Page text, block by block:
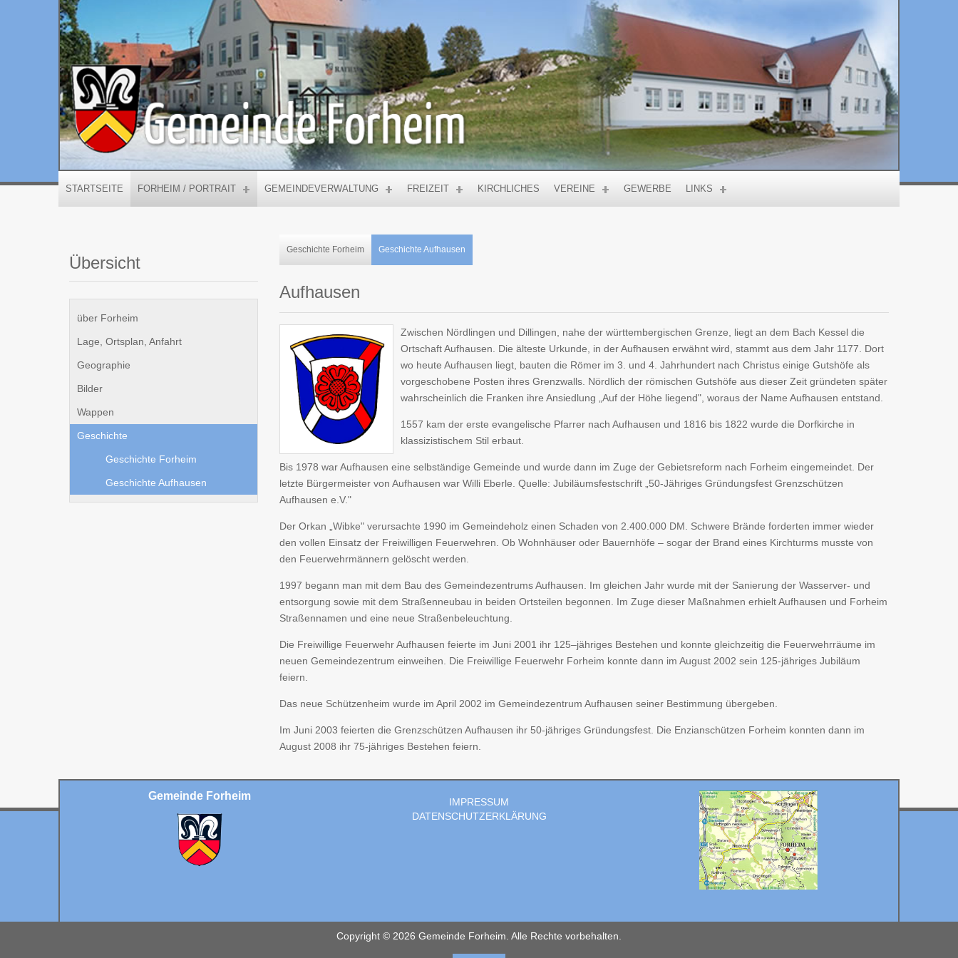
STARTSEITE FORHEIM / PORTRAIT GEMEINDEVERWALTUNG FREIZEIT KIRCHLICHES VEREINE GEWERBE LINKS
Übersicht
über Forheim
Lage, Ortsplan, Anfahrt
Geographie
Bilder
Wappen
Geschichte
Geschichte Forheim
Geschichte Aufhausen
Geschichte Forheim Geschichte Aufhausen
Aufhausen
Zwischen Nördlingen und Dillingen, nahe der württembergischen Grenze, liegt an dem Bach Kessel die
Ortschaft Aufhausen. Die älteste Urkunde, in der Aufhausen erwähnt wird, stammt aus dem Jahr 1177. Dort
wo heute Aufhausen liegt, bauten die Römer im 3. und 4. Jahrhundert nach Christus einige Gutshöfe als
vorgeschobene Posten ihres Grenzwalls. Nördlich der römischen Gutshöfe aus dieser Zeit gründeten später
wahrscheinlich die Franken ihre Ansiedlung „Auf der Höhe liegend", woraus der Name Aufhausen entstand.
1557 kam der erste evangelische Pfarrer nach Aufhausen und 1816 bis 1822 wurde die Dorfkirche in
klassizistischem Stil erbaut.
Bis 1978 war Aufhausen eine selbständige Gemeinde und wurde dann im Zuge der Gebietsreform nach Forheim eingemeindet. Der
letzte Bürgermeister von Aufhausen war Willi Eberle. Quelle: Jubiläumsfestschrift „50-Jähriges Gründungsfest Grenzschützen
Aufhausen e.V."
Der Orkan „Wibke" verursachte 1990 im Gemeindeholz einen Schaden von 2.400.000 DM. Schwere Brände forderten immer wieder
den vollen Einsatz der Freiwilligen Feuerwehren. Ob Wohnhäuser oder Bauernhöfe – sogar der Brand eines Kirchturms musste von
den Feuerwehrmännern gelöscht werden.
1997 begann man mit dem Bau des Gemeindezentrums Aufhausen. Im gleichen Jahr wurde mit der Sanierung der Wasserver- und
entsorgung sowie mit dem Straßenneubau in beiden Ortsteilen begonnen. Im Zuge dieser Maßnahmen erhielt Aufhausen und Forheim
Straßennamen und eine neue Straßenbeleuchtung.
Die Freiwillige Feuerwehr Aufhausen feierte im Juni 2001 ihr 125–jähriges Bestehen und konnte gleichzeitig die Feuerwehrräume im
neuen Gemeindezentrum einweihen. Die Freiwillige Feuerwehr Forheim konnte dann im August 2002 sein 125-jähriges Jubiläum
feiern.
Das neue Schützenheim wurde im April 2002 im Gemeindezentrum Aufhausen seiner Bestimmung übergeben.
Im Juni 2003 feierten die Grenzschützen Aufhausen ihr 50-jähriges Gründungsfest. Die Enzianschützen Forheim konnten dann im
August 2008 ihr 75-jähriges Bestehen feiern.
Gemeinde Forheim
IMPRESSUM
DATENSCHUTZERKLÄRUNG
Copyright © 2026 Gemeinde Forheim. Alle Rechte vorbehalten.